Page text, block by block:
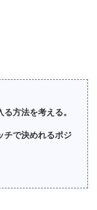
方法を考える。
チで決めれるポジ